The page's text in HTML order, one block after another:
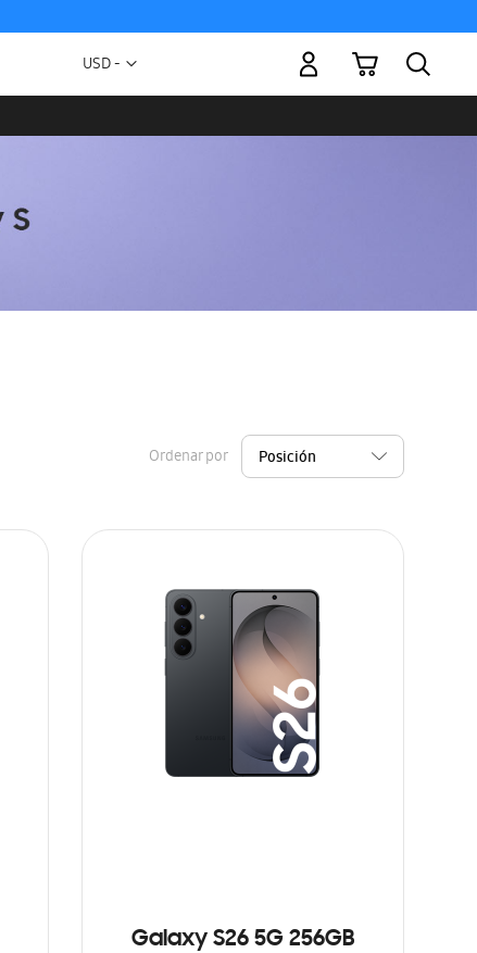
Moneda
USD -
Mi carrito
Ordenar por
Galaxy S26 5G 256GB